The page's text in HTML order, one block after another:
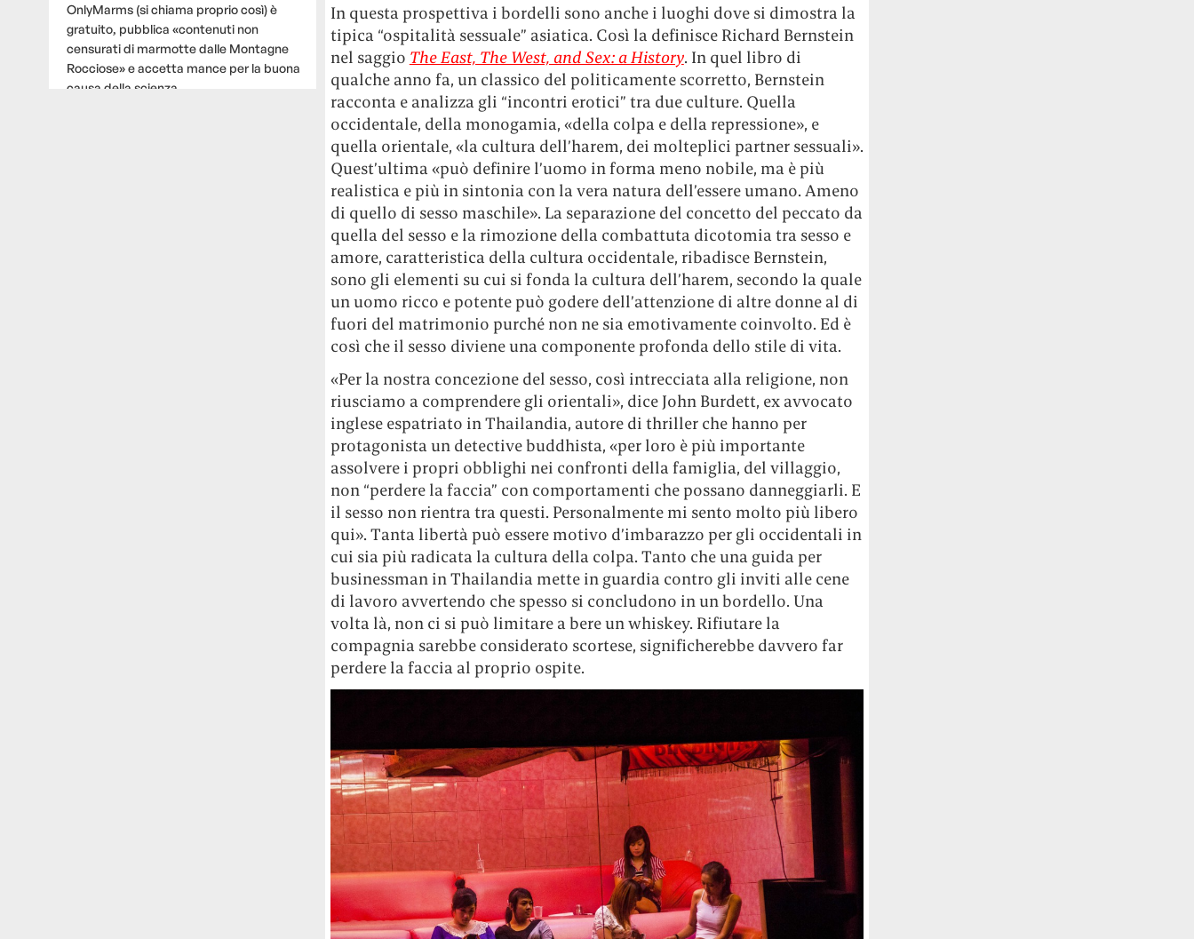
OnlyMarms (si chiama proprio così) è
gratuito, pubblica «contenuti non
censurati di marmotte dalle Montagne
Rocciose» e accetta mance per la buona
causa della scienza.
In questa prospettiva i bordelli sono anche i luoghi dove si dimostra la
tipica “ospitalità sessuale” asiatica. Così la definisce Richard Bernstein
nel saggio The East, The West, and Sex: a History. In quel libro di
qualche anno fa, un classico del politicamente scorretto, Bernstein
racconta e analizza gli “incontri erotici” tra due culture. Quella
occidentale, della monogamia, «della colpa e della repressione», e
quella orientale, «la cultura dell’harem, dei molteplici partner sessuali».
Quest’ultima «può definire l’uomo in forma meno nobile, ma è più
realistica e più in sintonia con la vera natura dell’essere umano. Ameno
di quello di sesso maschile». La separazione del concetto del peccato da
quella del sesso e la rimozione della combattuta dicotomia tra sesso e
amore, caratteristica della cultura occidentale, ribadisce Bernstein,
sono gli elementi su cui si fonda la cultura dell’harem, secondo la quale
un uomo ricco e potente può godere dell’attenzione di altre donne al di
fuori del matrimonio purché non ne sia emotivamente coinvolto. Ed è
così che il sesso diviene una componente profonda dello stile di vita.
«Per la nostra concezione del sesso, così intrecciata alla religione, non
riusciamo a comprendere gli orientali», dice John Burdett, ex avvocato
inglese espatriato in Thailandia, autore di thriller che hanno per
protagonista un detective buddhista, «per loro è più importante
assolvere i propri obblighi nei confronti della famiglia, del villaggio,
non “perdere la faccia” con comportamenti che possano danneggiarli. E
il sesso non rientra tra questi. Personalmente mi sento molto più libero
qui». Tanta libertà può essere motivo d’imbarazzo per gli occidentali in
cui sia più radicata la cultura della colpa. Tanto che una guida per
businessman in Thailandia mette in guardia contro gli inviti alle cene
di lavoro avvertendo che spesso si concludono in un bordello. Una
volta là, non ci si può limitare a bere un whiskey. Rifiutare la
compagnia sarebbe considerato scortese, significherebbe davvero far
perdere la faccia al proprio ospite.